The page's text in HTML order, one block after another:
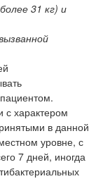
31 кг) и
с характером
в данной
уровне, с
7 дней, иногда